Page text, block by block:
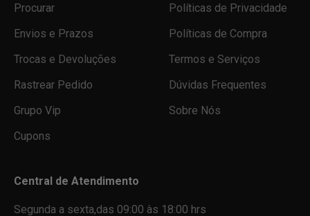
Procurar
Envios e Prazos
Trocas e Devoluções
Rastrear Pedido
Grupo Vip
Cupons
Políticas de Privacidade
Políticas de Compra
Termos e Serviços
Dúvidas Frequentes
Sobre Nós
Central de Atendimento
Segunda a sexta,das 09:00 às 18:00 hrs